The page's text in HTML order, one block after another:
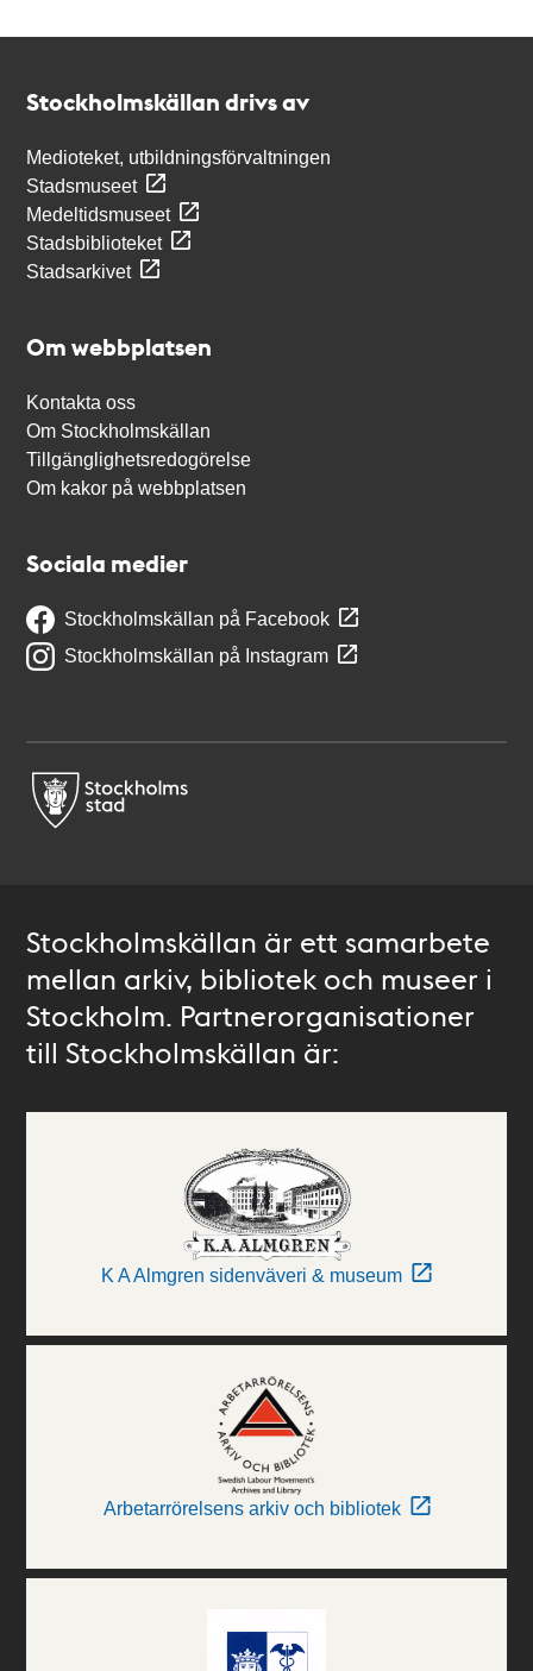
Stockholmskällan drivs av
Medioteket, utbildningsförvaltningen
Stadsmuseet
Medeltidsmuseet
Stadsbiblioteket
Stadsarkivet
Om webbplatsen
Kontakta oss
Om Stockholmskällan
Tillgänglighetsredogörelse
Om kakor på webbplatsen
Sociala medier
Stockholmskällan på Facebook
Stockholmskällan på Instagram
Stockholmskällan är ett samarbete
mellan arkiv, bibliotek och museer i
Stockholm. Partnerorganisationer
till Stockholmskällan är:
K A Almgren sidenväveri & museum
Arbetarrörelsens arkiv och bibliotek